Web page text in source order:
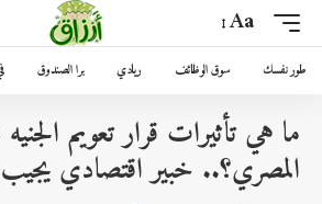
Aa
طور نفسك سوق الوظائف ريادي برا الصندوق
ما هي تأثيرات قرار تعويم
المصري؟.. خبير اقتصادي يجيب